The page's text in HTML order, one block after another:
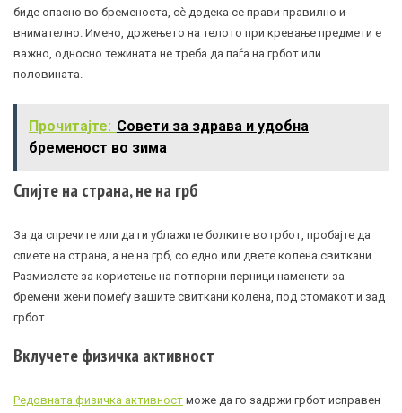
биде опасно во бременоста, сè додека се прави правилно и
внимателно. Имено, држењето на телото при кревање предмети е
важно, односно тежината не треба да паѓа на грбот или
половината.
Прочитајте: Совети за здрава и удобна
бременост во зима
Спијте на страна, не на грб
За да спречите или да ги ублажите болките во грбот, пробајте да
спиете на страна, а не на грб, со едно или двете колена свиткани.
Размислете за користење на потпорни перници наменети за
бремени жени помеѓу вашите свиткани колена, под стомакот и зад
грбот.
Вклучете физичка активност
Редовната физичка активност може да го задржи грбот исправен